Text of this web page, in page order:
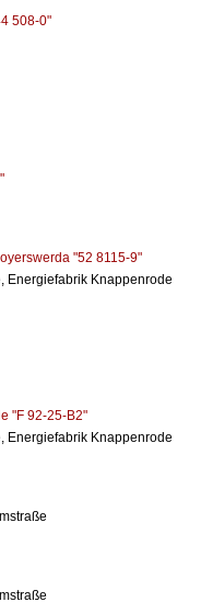
508-0"
"52 8115-9"
Energiefabrik Knappenrode
"F 92-25-B2"
Energiefabrik Knappenrode